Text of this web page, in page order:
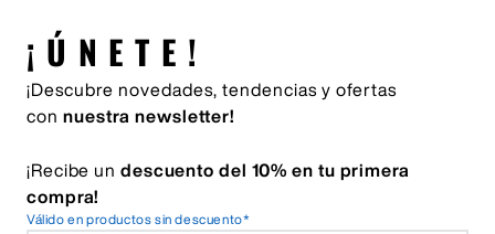
¡ÚNETE!
¡Descubre novedades, tendencias y ofertas
con nuestra newsletter!
¡Recibe un descuento del 10% en tu primera
compra!
Válido en productos sin descuento*